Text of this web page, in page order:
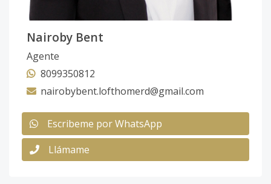
Nairoby Bent
Agente
8099350812
nairobybent.lofthomerd@gmail.com
Escribeme por WhatsApp
Llámame